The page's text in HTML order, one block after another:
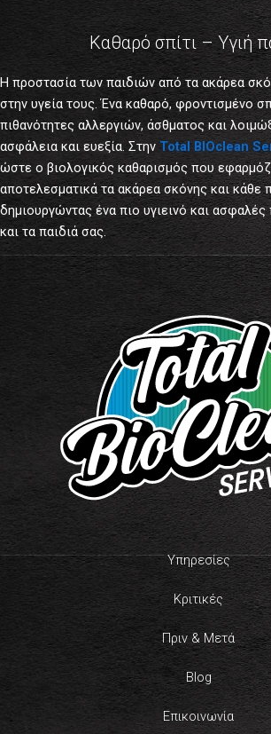
Καθαρό σπίτι – Υγιή
Η προστασία των παιδιών από τα ακάρεα
στην υγεία τους. Ένα καθαρό, φροντισμένο
πιθανότητες αλλεργιών, άσθματος και
ασφάλεια και ευεξία. ΣτηνTotal BIOclean
ώστε ο βιολογικός καθαρισμός που
αποτελεσματικά τα ακάρεα σκόνης και κάθε
δημιουργώντας ένα πιο υγιεινό και ασφαλές
και τα παιδιά σας.
Υπηρεσίες
Κριτικές
Πριν & Μετά
Blog
Επικοινωνία